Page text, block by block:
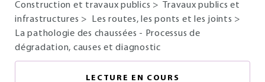
Construction et travaux publics >
Travaux publics et
infrastructures > Les routes, les ponts et les joints >
La pathologie des chaussées - Processus de
dégradation, causes et diagnostic
LECTURE EN COURS